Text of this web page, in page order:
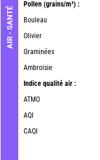
AIR - SANTÉ
Pollen (grains/m³) :
Bouleau
Olivier
Graminées
Ambroisie
Indice qualité air :
ATMO
AQI
CAQI